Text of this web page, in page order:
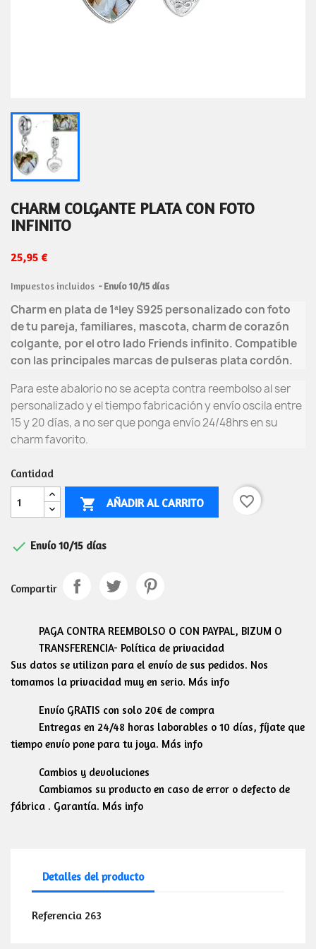
CHARM COLGANTE PLATA CON FOTO
INFINITO
25,95 €
Impuestos incluidos Envío 10/15 días
Charm en plata de 1ªley S925 personalizado con foto
de tu pareja, familiares, mascota, charm de corazón
colgante, por el otro lado Friends infinito. Compatible
con las principales marcas de pulseras plata cordón.
Para este abalorio no se acepta contra reembolso al ser
personalizado y el tiempo fabricación y envío oscila entre
15 y 20 días,a no ser que ponga envío 24/48hrs en su
charm favorito.
Cantidad
 AÑADIR AL CARRITO favorite_border
 Envío 10/15 días
Compartir
PAGA CONTRA REEMBOLSO O CON PAYPAL, BIZUM O
TRANSFERENCIA- Política de privacidad
Sus datos se utilizan para el envío de sus pedidos. Nos
tomamos la privacidad muy en serio. Más info
Envío GRATIS con solo 20€ de compra
Entregas en 24/48 horas laborables o 10 días, fíjate que
tiempo envío pone para tu joya. Más info
Cambios y devoluciones
Cambiamos su producto en caso de error o defecto de
fábrica . Garantía. Más info
Detalles del producto
Referencia 263